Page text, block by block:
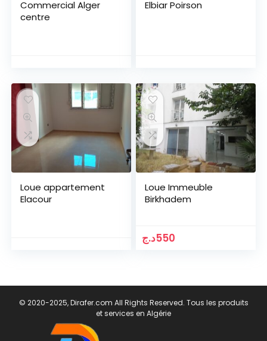
Commercial Alger
centre
Elbiar Poirson
Loue appartement
Elacour
Loue Immeuble
Birkhadem
550د.ج
© 2020-2025, Dirafer.com All Rights Reserved. Tous les produits
et services en Algérie